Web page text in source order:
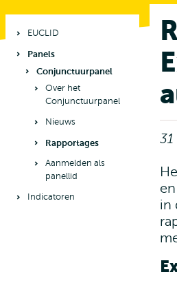
EUCLID
Panels
Conjunctuurpanel
Over het
Conjunctuurpanel
Nieuws
Rapportages
Aanmelden als
panellid
Indicatoren
31
in